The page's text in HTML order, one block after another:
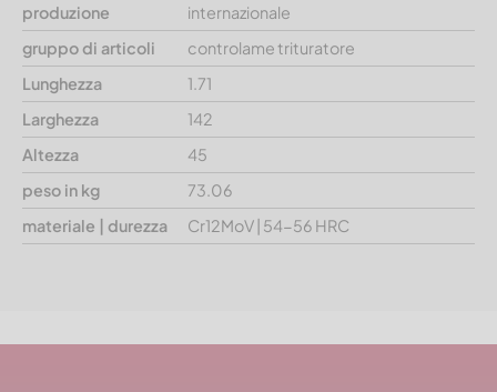
produzione
internazionale
gruppo di articoli
controlame trituratore
Lunghezza
1.71
Larghezza
142
Altezza
45
peso in kg
73.06
materiale | durezza
Cr12MoV | 54-56 HRC